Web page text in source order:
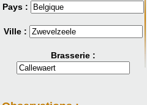
Pays :
Ville :
Brasserie :